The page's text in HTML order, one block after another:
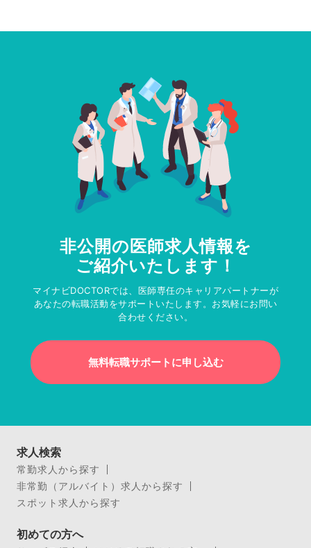
非公開の医師求人情報を
ご紹介いたします！
マイナビDOCTORでは、医師専任のキャリアパートナーが
あなたの転職活動をサポートいたします。お気軽にお問い
合わせください。
無料転職サポートに申し込む
求人検索
常勤求人から探す
非常勤（アルバイト）求人から探す
スポット求人から探す
初めての方へ